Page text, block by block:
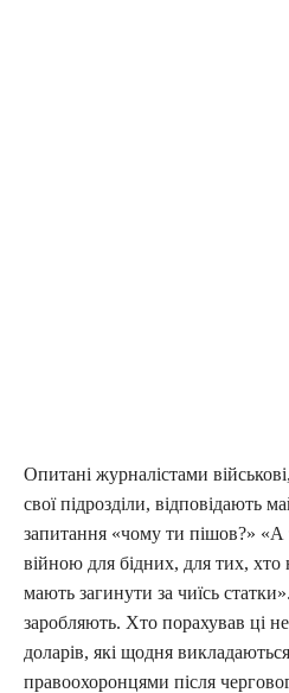
Опитані журналістами
свої підрозділи, відповідають
запитання «чому ти пішов?» «А
війною для бідних, для тих, хто
мають загинути за чиїсь
заробляють. Хто порахував ці
доларів, які щодня
правоохоронцями після